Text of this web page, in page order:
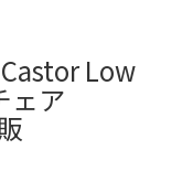
Low
ェア